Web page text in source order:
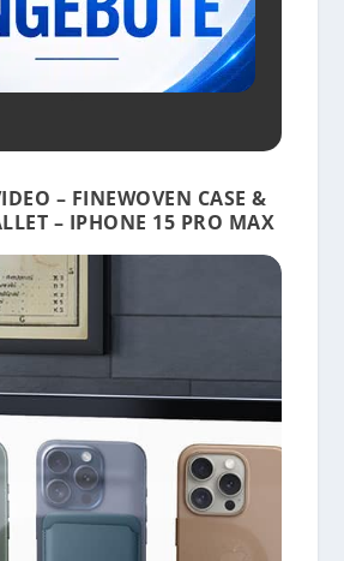
– FINEWOVEN CASE &
– IPHONE 15 PRO MAX